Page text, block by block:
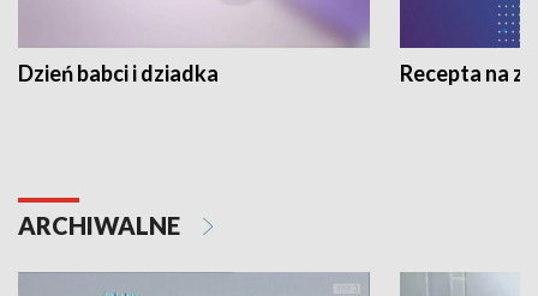
Dzień babci i dziadka Recepta na
ARCHIWALNE